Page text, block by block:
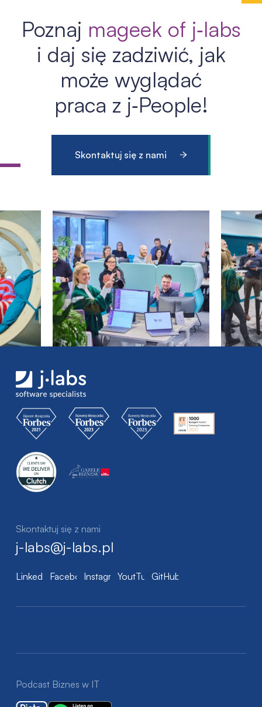
Poznaj mageek of j‑labs
i daj się zadziwić, jak
może wyglądać
praca z j‑People!
Skontaktuj się z nami
Skontaktuj się z nami
j-labs@j-labs.pl
LinkedIn FacebookInstagramYoutTubeGitHub
Podcast Biznes w IT